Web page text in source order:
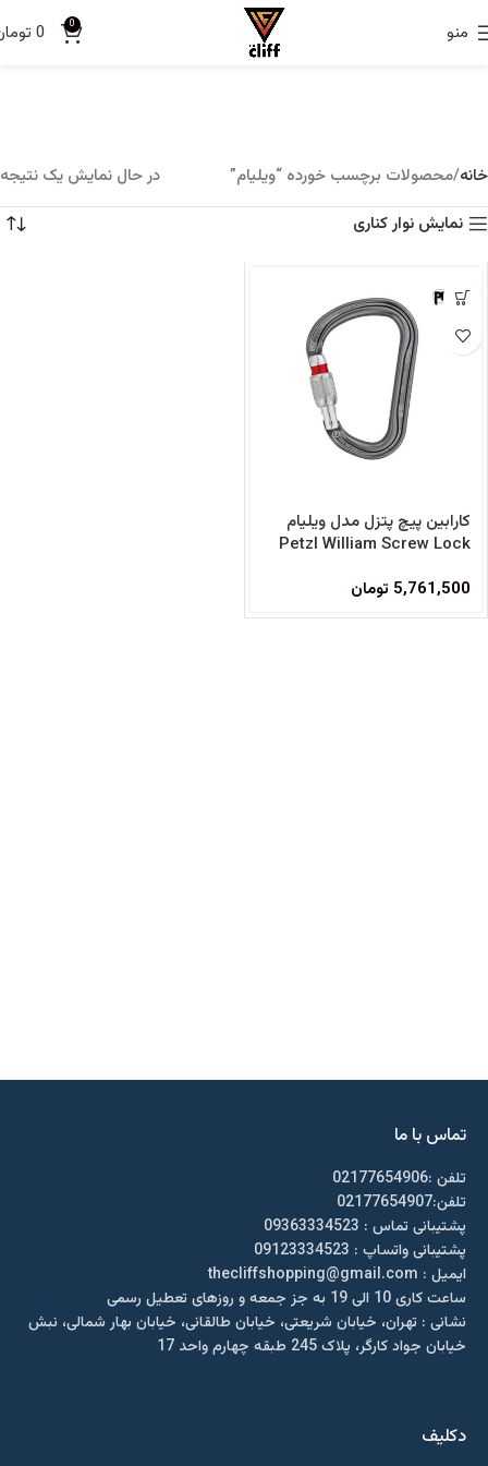
منو 0
0
خانه محصولات برچسب خورده “ویلیام”
در حال نمایش یک نتیجه
نمایش نوار کناری
کارابین پیچ پتزل مدل ویلیام
Petzl William Screw Lock
5,761,500 تومان
تماس با ما
تلفن :02177654906
تلفن:02177654907
پشتیبانی تماس : 09363334523
پشتیبانی واتساپ : 09123334523
ايميل : thecliffshopping@gmail.com
ساعت کاری 10 الی 19 به جز جمعه و روزهای تعطیل رسمی
نشانی : تهران، خیابان شریعتی، خیابان طالقانی، خیابان بهار شمالی، نبش
خیابان جواد کارگر، پلاک 245 طبقه چهارم واحد 17
دکلیف​